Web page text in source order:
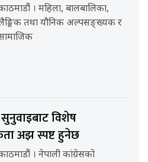
। महिला, बालबालिका,
तथा यौनिक अल्पसङ्ख्यक र
विशेष
अझ स्पष्ट हुनेछ
। नेपाली कांग्रेसको